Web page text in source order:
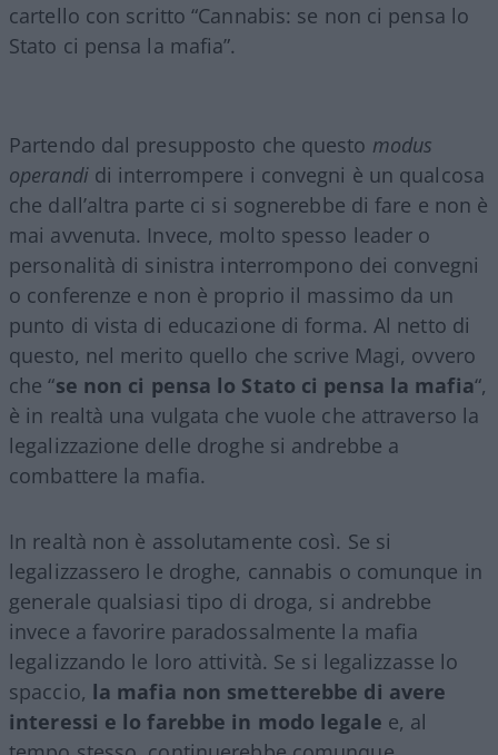
cartello con scritto “Cannabis: se non ci pensa lo
Stato ci pensa la mafia”.
Partendo dal presupposto che questo modus
operandidi interrompere i convegni è un qualcosa
che dall’altra parte ci si sognerebbe di fare e non è
mai avvenuta. Invece, molto spesso leader o
personalità di sinistra interrompono dei convegni
o conferenze e non è proprio il massimo da un
punto di vista di educazione di forma. Al netto di
questo, nel merito quello che scrive Magi, ovvero
che “se non ci pensa lo Stato ci pensa la mafia“,
è in realtà una vulgata che vuole che attraverso la
legalizzazione delle droghe si andrebbe a
combattere la mafia.
In realtà non è assolutamente così. Se si
legalizzassero le droghe, cannabis o comunque in
generale qualsiasi tipo di droga, si andrebbe
invece a favorire paradossalmente la mafia
legalizzando le loro attività. Se si legalizzasse lo
spaccio, la mafia non smetterebbe di avere
interessi e lo farebbe in modo legale e, al